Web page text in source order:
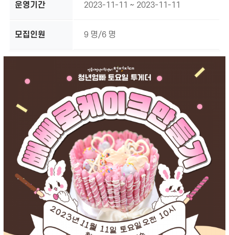
운영기간 2023-11-11 ~ 2023-11-11
모집인원 9 명/6 명